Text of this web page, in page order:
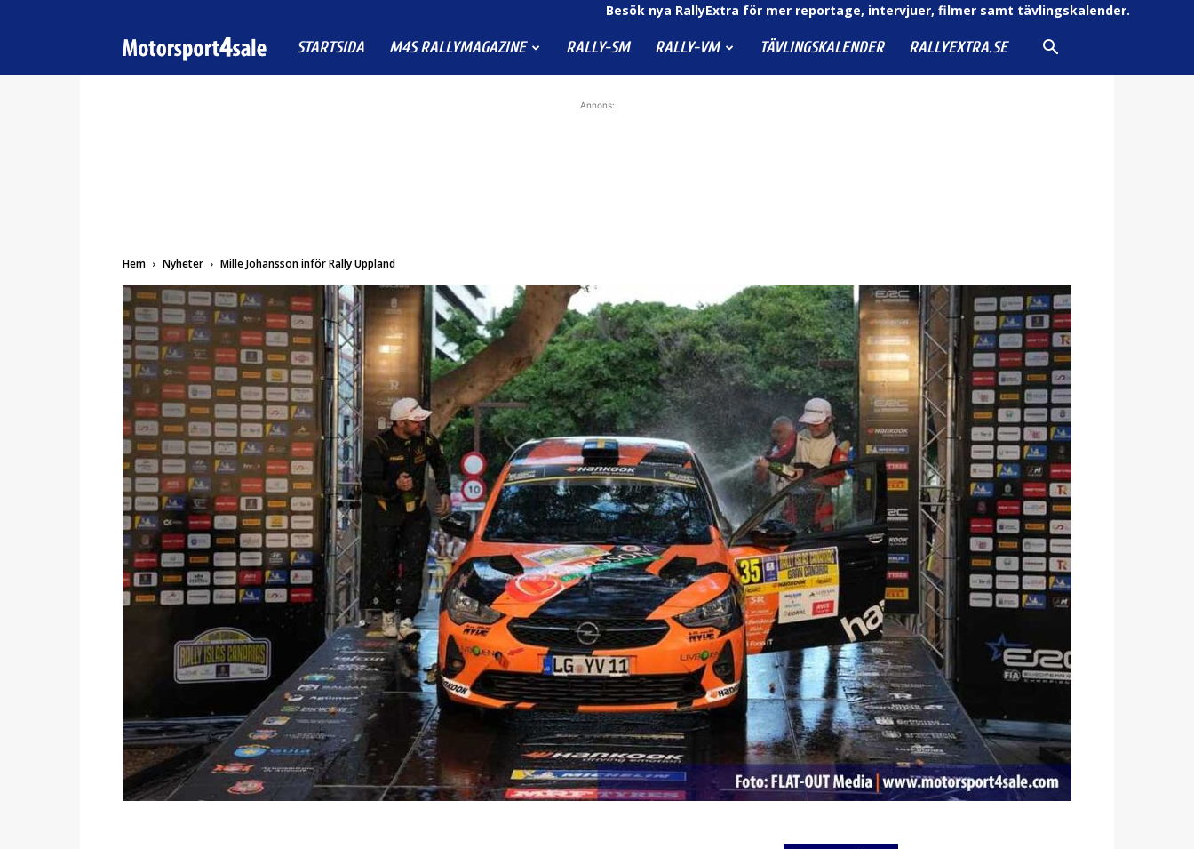
Besök nya RallyExtra för mer reportage, intervjuer, filmer samt tävlingskalender.
Motorsport4sale
STARTSIDA M4S RALLYMAGAZINE RALLY-SM RALLY-VM TÄVLINGSKALENDER RALLYEXTRA.SE
Annons:
Hem Nyheter Mille Johansson inför Rally Uppland